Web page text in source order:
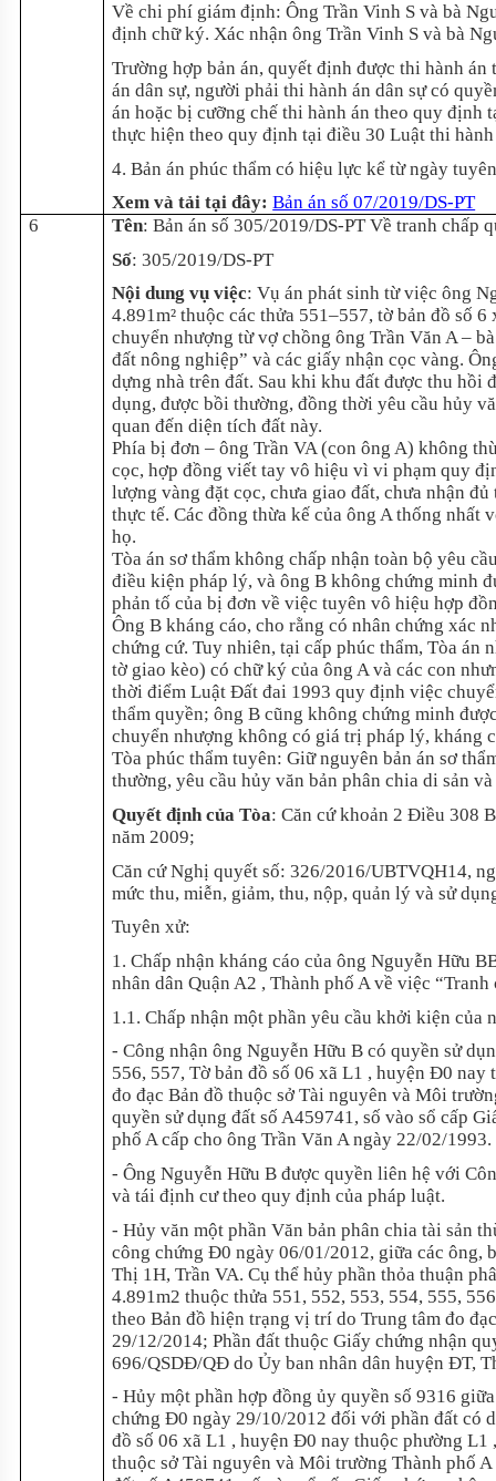
Về chi phí giám định: Ông Trần Vinh S và bà
định chữ ký. Xác nhận ông Trần Vinh S và bà
Trường hợp bản án, quyết định được thi hành
án dân sự, người phải thi hành án dân sự có
án hoặc bị cưỡng chế thi hành án theo quy định
thực hiện theo quy định tại điều 30 Luật thi hành
4. Bản án phúc thẩm có hiệu lực kể từ ngày
Xem và tải tại đây: Bản án số 07/2019/DS-PT
6
Tên: Bản án số 305/2019/DS-PT Về tranh chấp
Số: 305/2019/DS-PT
Nội dung vụ việc: Vụ án phát sinh từ việc ông
4.891m² thuộc các thửa 551–557, tờ bản đồ số
chuyển nhượng từ vợ chồng ông Trần Văn A –
đất nông nghiệp” và các giấy nhận cọc vàng.
dựng nhà trên đất. Sau khi khu đất được thu hồi
dụng, được bồi thường, đồng thời yêu cầu hủy
quan đến diện tích đất này.
Phía bị đơn – ông Trần VA (con ông A) không
cọc, hợp đồng viết tay vô hiệu vì vi phạm quy
lượng vàng đặt cọc, chưa giao đất, chưa nhận
thực tế. Các đồng thừa kế của ông A thống
họ.
Tòa án sơ thẩm không chấp nhận toàn bộ yêu
điều kiện pháp lý, và ông B không chứng minh
phản tố của bị đơn về việc tuyên vô hiệu hợp
Ông B kháng cáo, cho rằng có nhân chứng xác
chứng cứ. Tuy nhiên, tại cấp phúc thẩm, Tòa án
tờ giao kèo) có chữ ký của ông A và các con
thời điểm Luật Đất đai 1993 quy định việc
thẩm quyền; ông B cũng không chứng minh
chuyển nhượng không có giá trị pháp lý, kháng
Tòa phúc thẩm tuyên: Giữ nguyên bản án sơ
thường, yêu cầu hủy văn bản phân chia di sản
Quyết định của Tòa: Căn cứ khoản 2 Điều 308
năm 2009;
Căn cứ Nghị quyết số: 326/2016/UBTVQH14,
mức thu, miễn, giảm, thu, nộp, quản lý và sử
Tuyên xử:
1. Chấp nhận kháng cáo của ông Nguyễn Hữu
nhân dân Quận A2 , Thành phố A về việc
1.1. Chấp nhận một phần yêu cầu khởi kiện của
- Công nhận ông Nguyễn Hữu B có quyền sử
556, 557, Tờ bản đồ số 06 xã L1 , huyện Đ0
đo đạc Bản đồ thuộc sở Tài nguyên và Môi
quyền sử dụng đất số A459741, số vào sổ cấp
phố A cấp cho ông Trần Văn A ngày 22/02/1993.
- Ông Nguyễn Hữu B được quyền liên hệ với
và tái định cư theo quy định của pháp luật.
- Hủy văn một phần Văn bản phân chia tài sản
công chứng Đ0 ngày 06/01/2012, giữa các ông,
Thị 1H, Trần VA. Cụ thể hủy phần thỏa thuận
4.891m2 thuộc thửa 551, 552, 553, 554, 555,
theo Bản đồ hiện trạng vị trí do Trung tâm đo
29/12/2014; Phần đất thuộc Giấy chứng nhận
696/QSDĐ/QĐ do Ủy ban nhân dân huyện ĐT,
- Hủy một phần hợp đồng ủy quyền số 9316
chứng Đ0 ngày 29/10/2012 đối với phần đất có
đồ số 06 xã L1 , huyện Đ0 nay thuộc phường
thuộc sở Tài nguyên và Môi trường Thành phố